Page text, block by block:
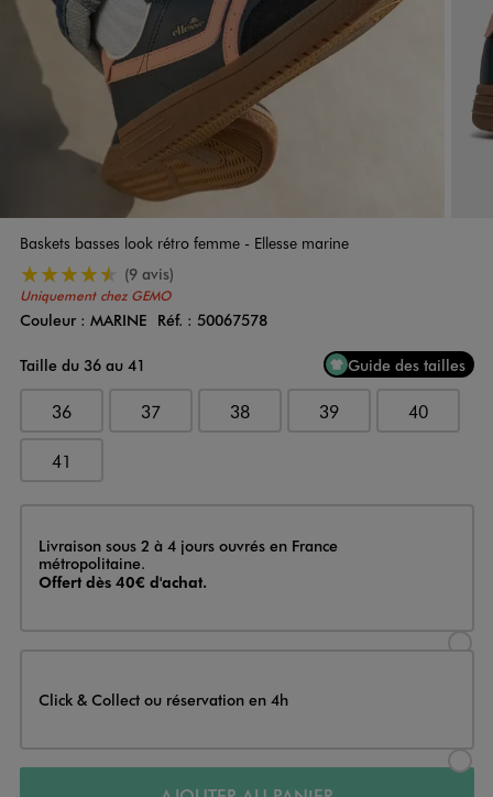
Baskets basses look rétro femme - Ellesse marine
Uniquement chez GEMO
4.5/5 de moyenne
(9 avis)
Couleur
Couleur : MARINE Réf. : 50067578
Taille du 36 au 41
Guide des tailles
36 37 38 39 40
41
Livraison
Livraison sous 2 à 4 jours ouvrés en France
métropolitaine.
Offert dès 40€ d'achat.
Click & Collect ou réservation en 4h